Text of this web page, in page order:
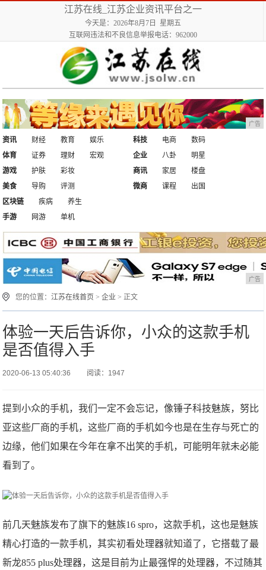
江苏在线_江苏企业资讯平台之一
今天是：2026年8月7日 星期五
互联网违法和不良信息举报电话：962000
广告
资讯 财经 教育
娱乐
体育
证券 理财 宏观
科技 电商
数码
企业
八卦
明星
游戏
护肤
彩妆
美食
导购 评测
商讯 家居
楼盘
微商
课程
出国
区块链
疾病
养生
手游
网游 单机
广告
您的位置：江苏在线首页 >企业 > 正文
体验一天后告诉你，小众的这款手机
是否值得入手
2020-06-13 05:40:36 阅读：1947
提到小众的手机，我们一定不会忘记，像锤子科技魅族，努比
亚这些厂商的手机，这些厂商的手机如今也是在生存与死亡的
边缘，他们如果在今年在拿不出笑的手机，可能明年就未必能
看到了。
前几天魅族发布了旗下的魅族16 spro，这款手机，这也是魅族
精心打造的一款手机，其实初看处理器就知道了，它搭载了最
新龙855 plus处理器，这是目前为止最强悍的处理器，不过随其